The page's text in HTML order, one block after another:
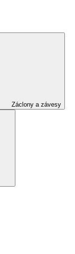
Záclony a závesy